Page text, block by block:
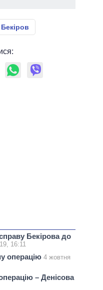
Бекірова до
16:11
операцію 4 жовтня
– Денісова